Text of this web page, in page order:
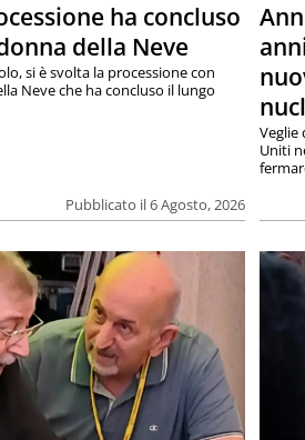
ha concluso
della Neve
Pubblicato il 6 Agosto, 2026
si è svolta la processione con
Neve che ha concluso il lungo
Veglie
Uniti